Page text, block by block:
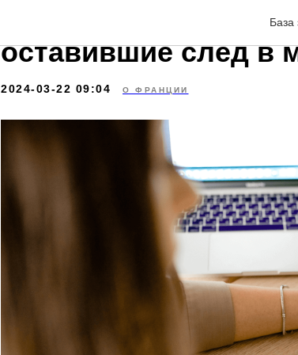
База
Самые известные
оставившие след в
2024-03-22 09:04 О ФРАНЦИИ